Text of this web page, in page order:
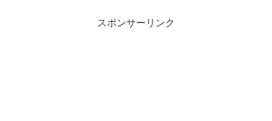
スポンサーリンク